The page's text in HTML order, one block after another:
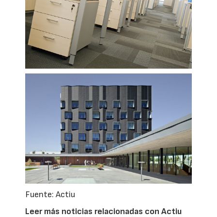
Fuente: Actiu
Leer más noticias relacionadas con Actiu